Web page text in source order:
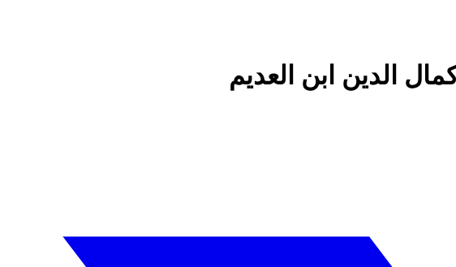
الدين ابن العديم